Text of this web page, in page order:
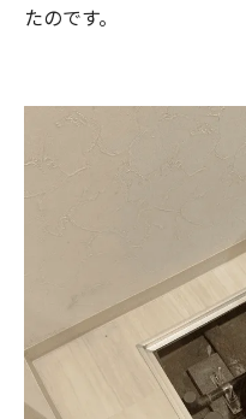
たのです。